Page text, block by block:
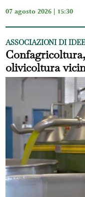
07 agosto 2026 | 15:30
ASSOCIAZIONI DI IDEE
olivicoltura